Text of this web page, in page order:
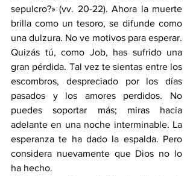
sepulcro?» (vv. 20-22). Ahora la muerte
brilla como un tesoro, se difunde como
una dulzura. No ve motivos para esperar.
Quizás tú, como Job, has sufrido una
gran pérdida. Tal vez te sientas entre los
escombros, despreciado por los días
pasados y los amores perdidos. No
puedes soportar más; miras hacia
adelante en una noche interminable. La
esperanza te ha dado la espalda. Pero
considera nuevamente que Dios no lo
ha hecho.